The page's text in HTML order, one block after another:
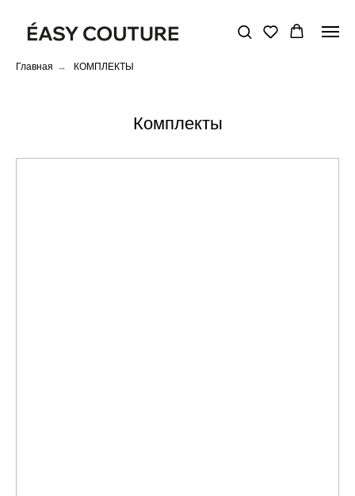
Главная → КОМПЛЕКТЫ
Комплекты